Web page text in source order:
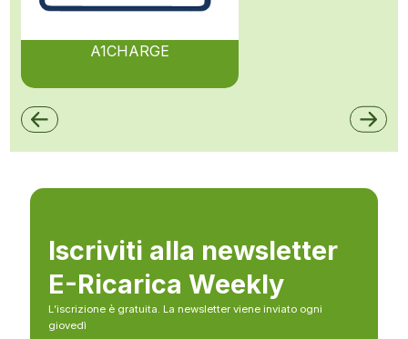
A1CHARGE
Iscriviti alla newsletter
E-Ricarica Weekly
L’iscrizione è gratuita. La newsletter viene inviato ogni
giovedì